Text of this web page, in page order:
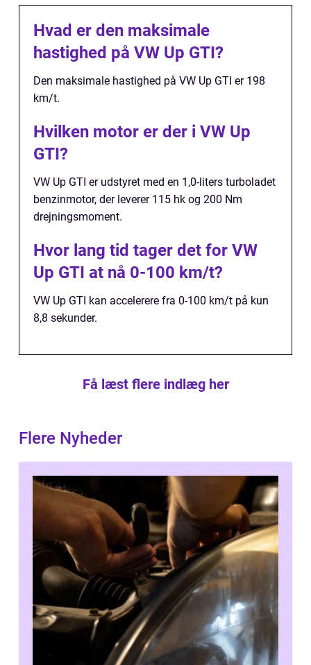
Hvad er den maksimale
hastighed på VW Up GTI?
Den maksimale hastighed på VW Up GTI er 198
km/t.
Hvilken motor er der i VW Up
GTI?
VW Up GTI er udstyret med en 1,0-liters turboladet
benzinmotor, der leverer 115 hk og 200 Nm
drejningsmoment.
Hvor lang tid tager det for VW
Up GTI at nå 0-100 km/t?
VW Up GTI kan accelerere fra 0-100 km/t på kun
8,8 sekunder.
Få læst flere indlæg her
Flere Nyheder